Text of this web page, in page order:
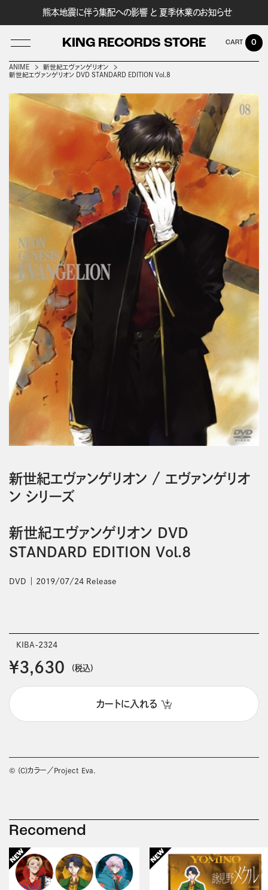
熊本地震に伴う集配への影響 と 夏季休業のお知らせ
KING RECORDS STORE
LOG IN
0
ANIME
新世紀エヴァンゲリオン
新世紀エヴァンゲリオン DVD STANDARD EDITION Vol.8
新世紀エヴァンゲリオン / エヴァンゲリオ
ン シリーズ
新世紀エヴァンゲリオン DVD
STANDARD EDITION Vol.8
DVD 2019/07/24 Release
KIBA-2324
￥3,630 (税込)
カートに入れる
© (C)カラー／Project Eva.
Recomend